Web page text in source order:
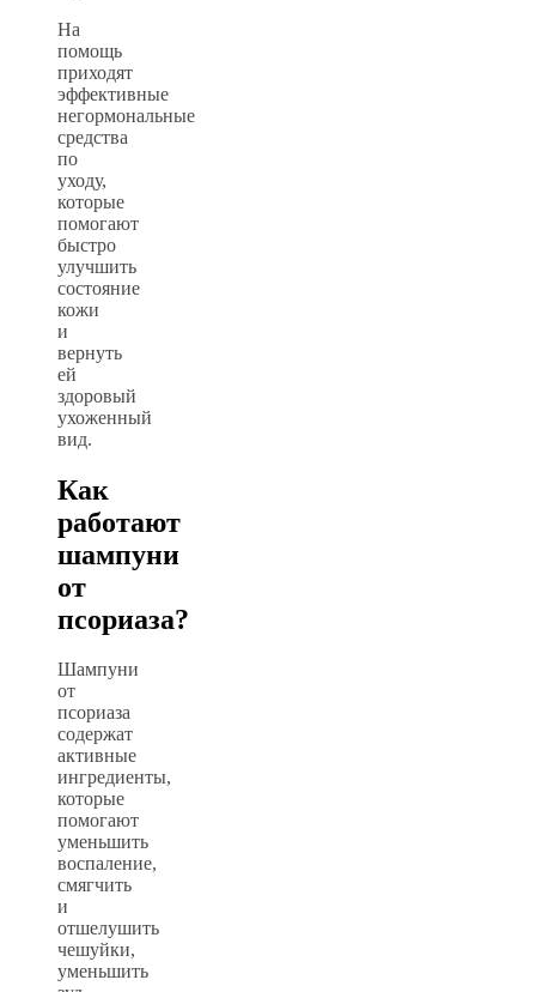
На
помощь
приходят
эффективные
негормональные
средства
по
уходу,
которые
помогают
быстро
улучшить
состояние
кожи
и
вернуть
ей
здоровый
ухоженный
вид.
Как
работают
шампуни
от
псориаза?
Шампуни
от
псориаза
содержат
активные
ингредиенты,
которые
помогают
уменьшить
воспаление,
смягчить
и
отшелушить
чешуйки,
уменьшить